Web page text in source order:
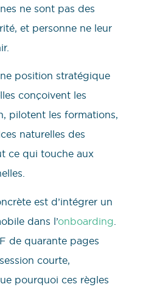
ne sont pas des
et personne ne leur
position stratégique
conçoivent les
pilotent les formations,
naturelles des
ce qui touche aux
est d’intégrer un
dans l’onboarding
de quarante pages
courte,
pourquoi ces règles